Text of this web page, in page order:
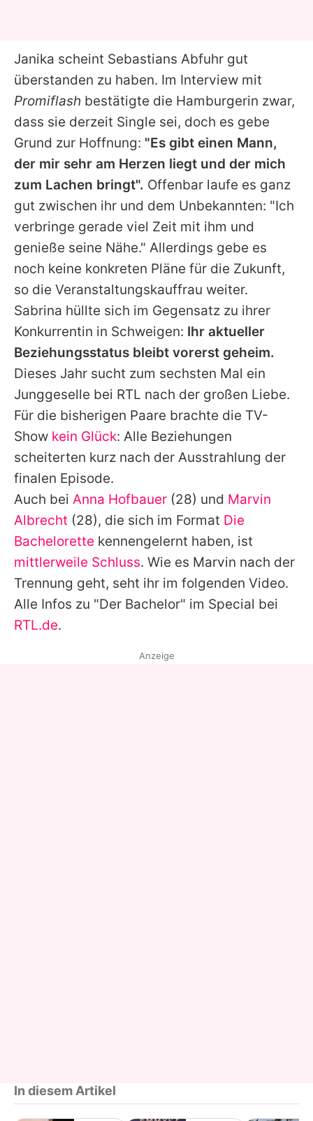
Janika scheint Sebastians Abfuhr gut
überstanden zu haben. Im Interview mit
Promiflash bestätigte die Hamburgerin zwar,
dass sie derzeit Single sei, doch es gebe
Grund zur Hoffnung: "Es gibt einen Mann,
der mir sehr am Herzen liegt und der mich
zum Lachen bringt". Offenbar laufe es ganz
gut zwischen ihr und dem Unbekannten: "Ich
verbringe gerade viel Zeit mit ihm und
genieße seine Nähe." Allerdings gebe es
noch keine konkreten Pläne für die Zukunft,
so die Veranstaltungskauffrau weiter.
Sabrina hüllte sich im Gegensatz zu ihrer
Konkurrentin in Schweigen: Ihr aktueller
Beziehungsstatus bleibt vorerst geheim.
Dieses Jahr sucht zum sechsten Mal ein
Junggeselle bei RTL nach der großen Liebe.
Für die bisherigen Paare brachte die TV-
Show kein Glück: Alle Beziehungen
scheiterten kurz nach der Ausstrahlung der
finalen Episode.
Auch bei Anna Hofbauer (28) und Marvin
Albrecht (28), die sich im Format Die
Bachelorette kennengelernt haben, ist
mittlerweile Schluss. Wie es Marvin nach der
Trennung geht, seht ihr im folgenden Video.
Alle Infos zu "Der Bachelor" im Special bei
RTL.de.
Anzeige
In diesem Artikel